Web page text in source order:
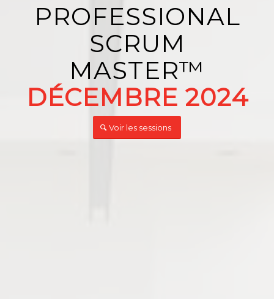
PROFESSIONAL
SCRUM
MASTER™️
DÉCEMBRE 2024
Voir les sessions